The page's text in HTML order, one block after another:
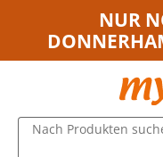
Zum Hauptinhalt
Zur Navigation springen
NUR
Nach Produkten